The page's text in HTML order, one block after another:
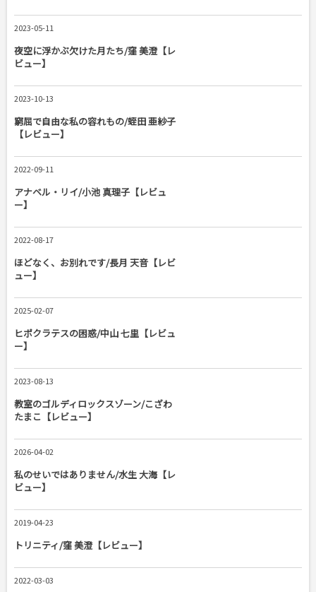
2023-05-11
夜空に浮かぶ欠けた月たち/窪 美澄【レ
ビュー】
2023-10-13
窮屈で自由な私の容れもの/蛭田 亜紗子
【レビュー】
2022-09-11
アナベル・リイ/小池 真理子【レビュ
ー】
2022-08-17
ほどなく、お別れです/長月 天音【レビ
ュー】
2025-02-07
ヒポクラテスの困惑/中山 七里【レビュ
ー】
2023-08-13
教室のゴルディロックスゾーン/こざわ
たまこ【レビュー】
2026-04-02
私のせいではありません/水生 大海【レ
ビュー】
2019-04-23
トリニティ/窪 美澄【レビュー】
2022-03-03